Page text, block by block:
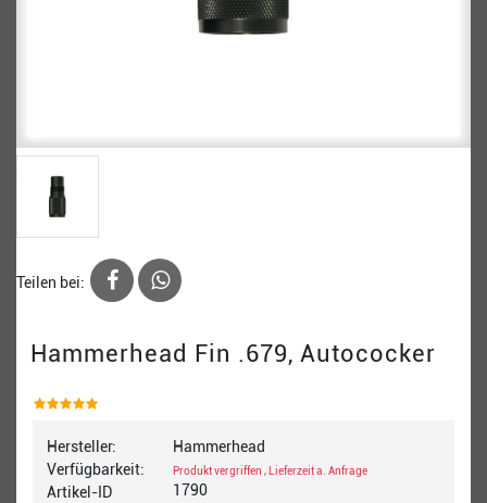
Teilen bei:
Hammerhead Fin .679, Autococker
Hersteller:
Verfügbarkeit:
Artikel-ID
Hammerhead
Produkt vergriffen , Lieferzeit a. Anfrage
1790